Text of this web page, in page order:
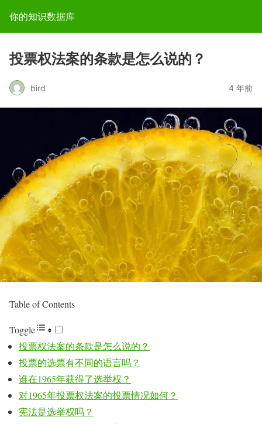
你的知识数据库
投票权法案的条款是怎么说的？
bird 4 年前
Table of Contents
Toggle
投票权法案的条款是怎么说的？
投票的选票有不同的语言吗？
谁在1965年获得了选举权？
对1965年投票权法案的投票情况如何？
宪法是选举权吗？